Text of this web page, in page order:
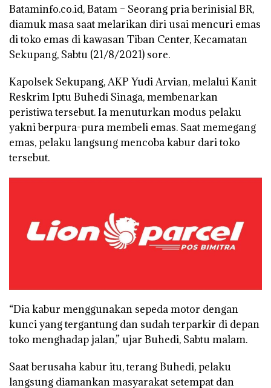
Bataminfo.co.id, Batam – Seorang pria berinisial BR,
diamuk masa saat melarikan diri usai mencuri emas
di toko emas di kawasan Tiban Center, Kecamatan
Sekupang, Sabtu (21/8/2021) sore.
Kapolsek Sekupang, AKP Yudi Arvian, melalui Kanit
Reskrim Iptu Buhedi Sinaga, membenarkan
peristiwa tersebut. Ia menuturkan modus pelaku
yakni berpura-pura membeli emas. Saat memegang
emas, pelaku langsung mencoba kabur dari toko
tersebut.
“Dia kabur menggunakan sepeda motor dengan
kunci yang tergantung dan sudah terparkir di depan
toko menghadap jalan,” ujar Buhedi, Sabtu malam.
Saat berusaha kabur itu, terang Buhedi, pelaku
langsung diamankan masyarakat setempat dan